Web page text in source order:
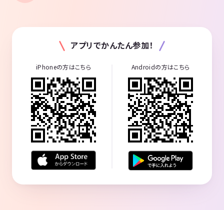
アプリでかんたん参加！
iPhoneの方はこちら Androidの方はこちら